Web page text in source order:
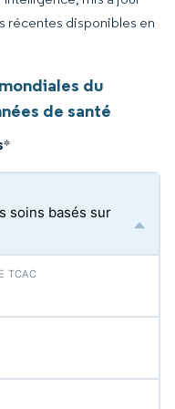
récentes disponibles en
du
de santé
*
soins basés sur